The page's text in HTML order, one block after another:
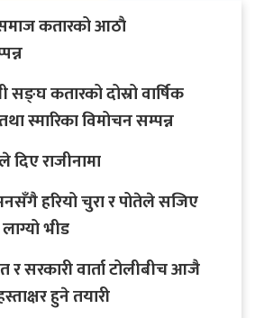
कतारको आठाै
सङ्घ कतारको दोस्रो वार्षिक
स्मारिका विमोचन सम्पन्न
दिए राजीनामा
हरियो चुरा र पोतेले सजिए
भीड
र सरकारी वार्ता टोलीबीच आजै
हुने तयारी